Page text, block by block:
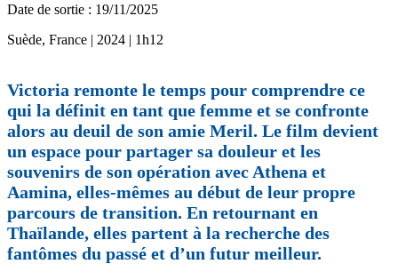
Date de sortie : 19/11/2025
Suède, France | 2024 | 1h12
Victoria remonte le temps pour comprendre ce
qui la définit en tant que femme et se confronte
alors au deuil de son amie Meril. Le film devient
un espace pour partager sa douleur et les
souvenirs de son opération avec Athena et
Aamina, elles-mêmes au début de leur propre
parcours de transition. En retournant en
Thaïlande, elles partent à la recherche des
fantômes du passé et d’un futur meilleur.